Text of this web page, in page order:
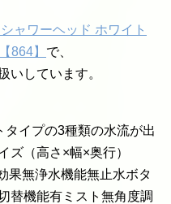
ャワーヘッド ホワイト
864】 で、
いしています。
イプの3種類の水流が出
ズ（高さ×幅×奥行）
果無浄水機能無止水ボタ
替機能有ミスト無角度調